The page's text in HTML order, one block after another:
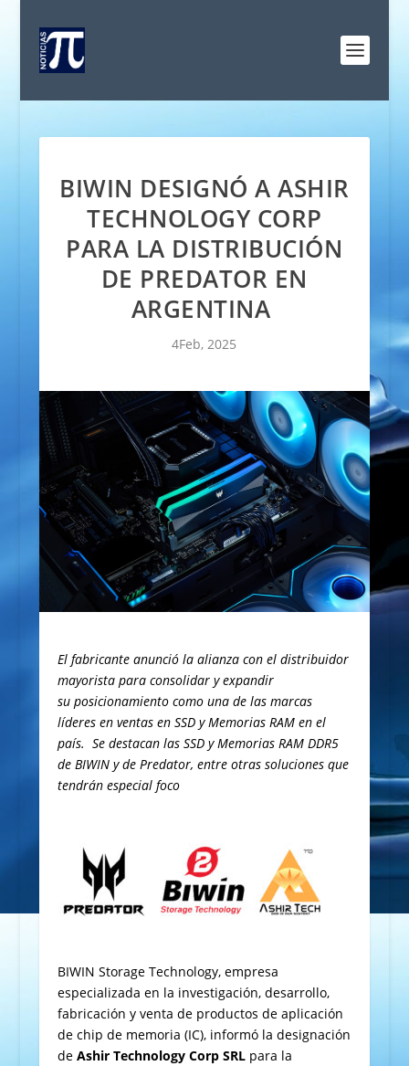
BIWIN DESIGNÓ A ASHIR
TECHNOLOGY CORP
PARA LA DISTRIBUCIÓN
DE PREDATOR EN
ARGENTINA
4Feb, 2025
El fabricante anunció la alianza con el distribuidor
mayorista para consolidar y expandir
su posicionamiento como una de las marcas
líderes en ventas en SSD y Memorias RAM en el
país. Se destacan las SSD y Memorias RAM DDR5
de BIWIN y de Predator, entre otras soluciones que
tendrán especial foco
BIWIN Storage Technology, empresa
especializada en la investigación, desarrollo,
fabricación y venta de productos de aplicación
de chip de memoria (IC), informó la designación
de Ashir Technology Corp SRLpara la